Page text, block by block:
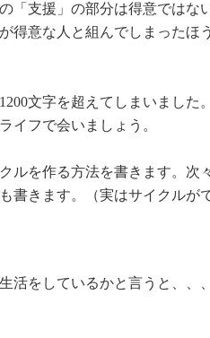
「支援」の部分は得意ではな
得意な人と組んでしまったほ
文字を超えてしまいました
イフで会いましょう。
ルを作る方法を書きます。次
書きます。（実はサイクルが
活をしているかと言うと、、